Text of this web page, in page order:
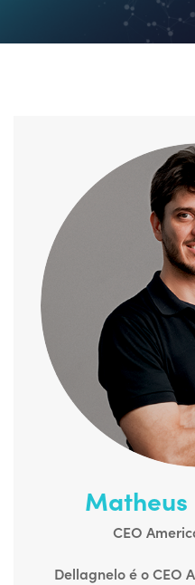
CEO
Dellagnelo é o CEO